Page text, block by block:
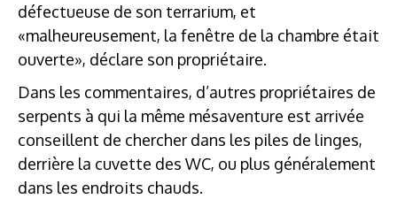
défectueuse de son terrarium, et
«malheureusement, la fenêtre de la chambre était
ouverte», déclare son propriétaire.
Dans les commentaires, d’autres propriétaires de
serpents à qui la même mésaventure est arrivée
conseillent de chercher dans les piles de linges,
derrière la cuvette des WC, ou plus généralement
dans les endroits chauds.